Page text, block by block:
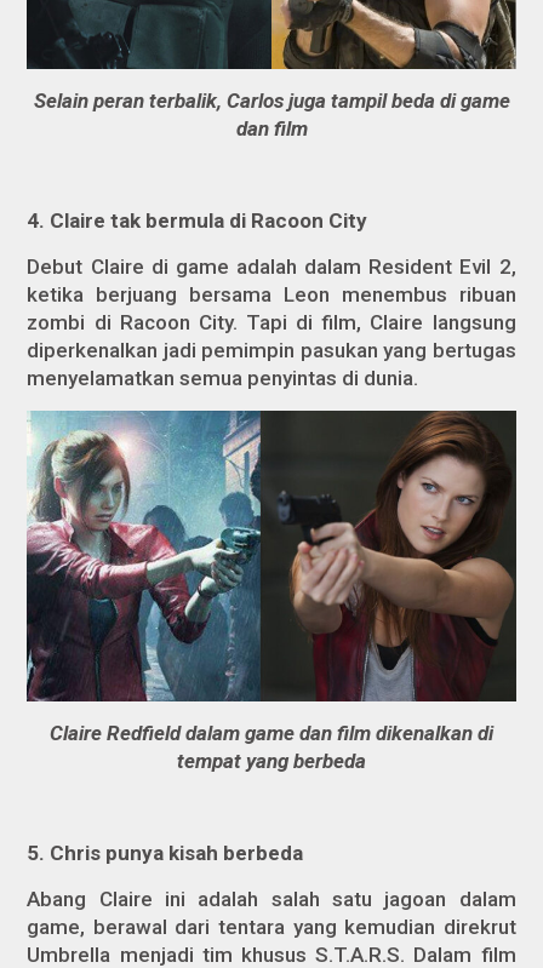
Selain peran terbalik, Carlos juga tampil beda di game
dan film
4. Claire tak bermula di Racoon City
Debut Claire di game adalah dalam Resident Evil 2,
ketika berjuang bersama Leon menembus ribuan
zombi di Racoon City. Tapi di film, Claire langsung
diperkenalkan jadi pemimpin pasukan yang bertugas
menyelamatkan semua penyintas di dunia.
Claire Redfield dalam game dan film dikenalkan di
tempat yang berbeda
5. Chris punya kisah berbeda
Abang Claire ini adalah salah satu jagoan dalam
game, berawal dari tentara yang kemudian direkrut
Umbrella menjadi tim khusus S.T.A.R.S. Dalam film